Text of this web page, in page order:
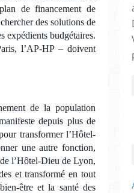
de financement de
des solutions de
expédients budgétaires.
l’AP-HP – doivent
de la population
depuis plus de
transformer l’Hôtel-
une autre fonction,
l’Hôtel-Dieu de Lyon,
et transformé en tout
être et la santé des